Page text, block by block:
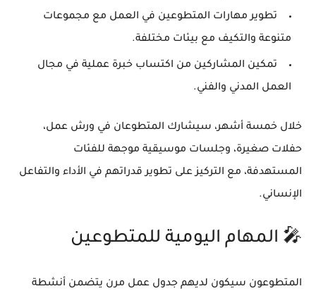
تطوير مهارات المتطوعين في العمل مع مجموعات
متنوعة والتكيف مع بيئات مختلفة.
تمكين المشاركين من اكتساب خبرة عملية في مجال
العمل المدني والفني.
خلال خمسة أشهر، سيشارك المتطوعان في ورش عمل،
حفلات صغيرة، وجلسات موسيقية موجهة للفئات
المستهدفة، مع التركيز على تطوير قدراتهم في الأداء والتفاعل
الإنساني.
🎤 المهام اليومية للمتطوعين
المتطوعون سيكون لديهم جدول عمل مرن يتضمن أنشطة